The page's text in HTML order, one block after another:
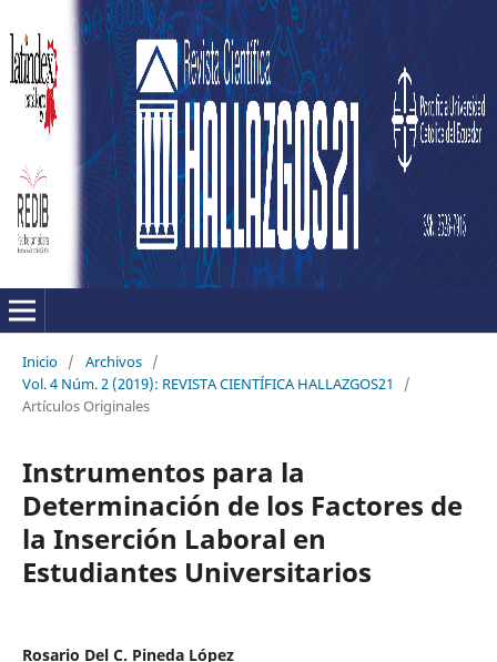
Inicio / Archivos /
Vol. 4 Núm. 2 (2019): REVISTA CIENTÍFICA HALLAZGOS21
/
Artículos Originales
Instrumentos para la
Determinación de los Factores de
la Inserción Laboral en
Estudiantes Universitarios
Rosario Del C. Pineda López